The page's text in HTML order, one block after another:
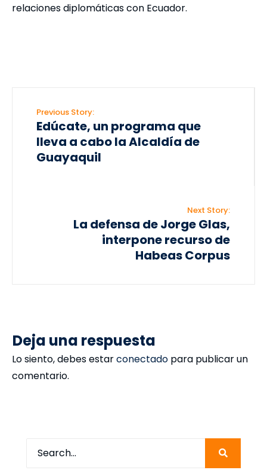
relaciones diplomáticas con Ecuador.
Previous Story:
Edúcate, un programa que
lleva a cabo la Alcaldía de
Guayaquil
Next Story:
La defensa de Jorge Glas,
interpone recurso de
Habeas Corpus
Deja una respuesta
Lo siento, debes estarconectado para publicar un
comentario.